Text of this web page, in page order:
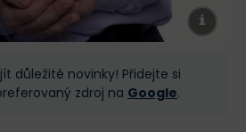
důležité novinky! Přidejte si
zdroj na Google.